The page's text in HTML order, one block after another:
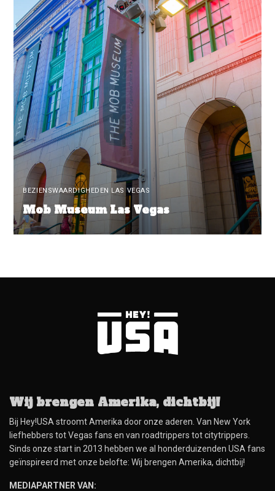
BEZIENSWAARDIGHEDEN LAS VEGAS
Mob Museum Las Vegas
Wij brengen Amerika, dichtbij!
Bij Hey!USA stroomt Amerika door onze aderen. Van New York
liefhebbers tot Vegas fans en van roadtrippers tot citytrippers.
Sinds onze start in 2013 hebben we al honderduizenden USA fans
geïnspireerd met onze belofte: Wij brengen Amerika, dichtbij!
MEDIAPARTNER VAN: